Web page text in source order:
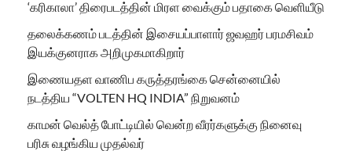
‘கரிகாலா’ திரைபடத்தின் மிரள வைக்கும் பதாகை வெளியீடு
தலைக்கணம் படத்தின் இசையப்பாளார் ஜவஹர் பரமசிவம்
இயக்குனராக அறிமுகமாகிறார்
இணையதள வாணிப கருத்தரங்கை சென்னையில்
நடத்திய “VOLTEN HQ INDIA” நிறுவனம்
காமன் வெல்த் போட்டியில் வென்ற வீரர்களுக்கு நினைவு
பரிசு வழங்கிய முதல்வர்